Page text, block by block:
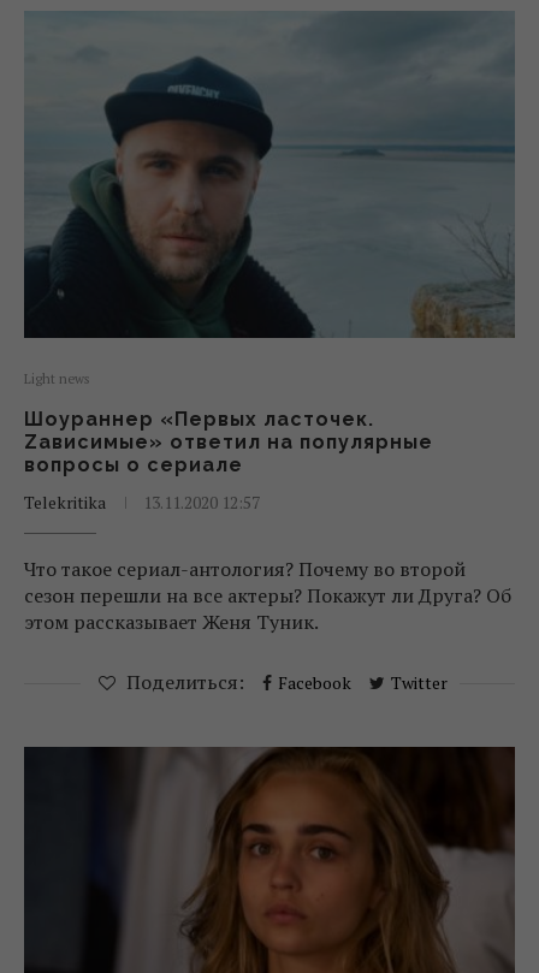
Light news
Шоураннер «Первых ласточек.
Zависимые» ответил на популярные
вопросы о сериале
Telekritika
13.11.2020 12:57
Что такое сериал-антология? Почему во второй
сезон перешли на все актеры? Покажут ли Друга? Об
этом рассказывает Женя Туник.
Поделиться: Facebook Twitter